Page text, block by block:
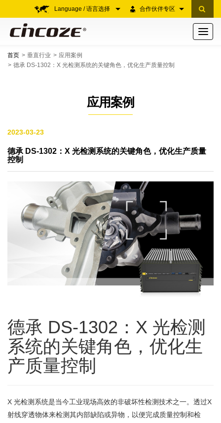
合作伙伴专区
Language / 语言选择
Toggle
首页 垂直行业
应用案例
德承 DS-1302：X 光检测系统的关键角色，优化生产质量控制
应用案例
2023-03-23
德承 DS-1302：X 光检测系统的关键角色，优化生产质量
控制
德承 DS-1302：X 光检测
系统的关键角色，优化生
产质量控制
X 光检测系统是当今工业现场高效的非破坏性检测技术之一。透过X
射线穿透物体来检测其内部缺陷或异物，以便完成质量控制和检